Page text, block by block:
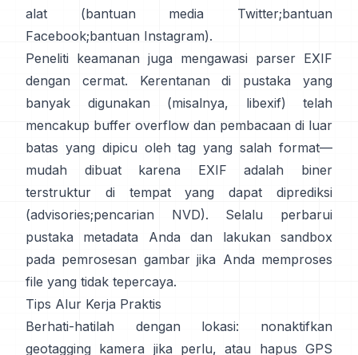
alat (bantuan media Twitter;bantuan
Facebook;bantuan Instagram).
Peneliti keamanan juga mengawasi parser EXIF
dengan cermat. Kerentanan di pustaka yang
banyak digunakan (misalnya, libexif) telah
mencakup buffer overflow dan pembacaan di luar
batas yang dipicu oleh tag yang salah format—
mudah dibuat karena EXIF adalah biner
terstruktur di tempat yang dapat diprediksi
(advisories;pencarian NVD). Selalu perbarui
pustaka metadata Anda dan lakukan sandbox
pada pemrosesan gambar jika Anda memproses
file yang tidak tepercaya.
Tips Alur Kerja Praktis
Berhati-hatilah dengan lokasi: nonaktifkan
geotagging kamera jika perlu, atau hapus GPS